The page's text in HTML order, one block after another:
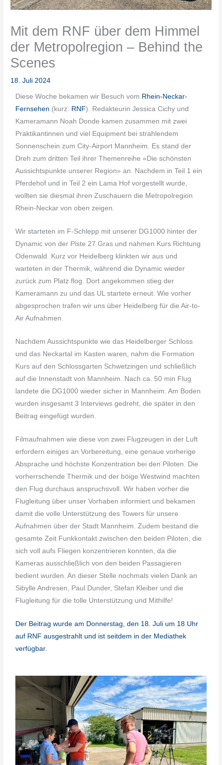
Mit dem RNF über dem Himmel
der Metropolregion – Behind the
Scenes
18. Juli 2024
Diese Woche bekamen wir Besuch vom Rhein-Neckar-
Fernsehen (kurz: RNF). Redakteurin Jessica Cichy und
Kameramann Noah Donde kamen zusammen mit zwei
Praktikantinnen und viel Equipment bei strahlendem
Sonnenschein zum City-Airport Mannheim. Es stand der
Dreh zum dritten Teil ihrer Themenreihe «Die schönsten
Aussichtspunkte unserer Region» an. Nachdem in Teil 1 ein
Pferdehof und in Teil 2 ein Lama Hof vorgestellt wurde,
wollten sie diesmal ihren Zuschauern die Metropolregion
Rhein-Neckar von oben zeigen.
Wir starteten im F-Schlepp mit unserer DG1000 hinter der
Dynamic von der Piste 27 Gras und nahmen Kurs Richtung
Odenwald. Kurz vor Heidelberg klinkten wir aus und
warteten in der Thermik, während die Dynamic wieder
zurück zum Platz flog. Dort angekommen stieg der
Kameramann zu und das UL startete erneut. Wie vorher
abgesprochen trafen wir uns über Heidelberg für die Air-to-
Air Aufnahmen.
Nachdem Aussichtspunkte wie das Heidelberger Schloss
und das Neckartal im Kasten waren, nahm die Formation
Kurs auf den Schlossgarten Schwetzingen und schließlich
auf die Innenstadt von Mannheim. Nach ca. 50 min Flug
landete die DG1000 wieder sicher in Mannheim. Am Boden
wurden insgesamt 3 Interviews gedreht, die später in den
Beitrag eingefügt wurden.
Filmaufnahmen wie diese von zwei Flugzeugen in der Luft
erfordern einiges an Vorbereitung, eine genaue vorherige
Absprache und höchste Konzentration bei den Piloten. Die
vorherrschende Thermik und der böige Westwind machten
den Flug durchaus anspruchsvoll. Wir haben vorher die
Flugleitung über unser Vorhaben informiert und bekamen
damit die volle Unterstützung des Towers für unsere
Aufnahmen über der Stadt Mannheim. Zudem bestand die
gesamte Zeit Funkkontakt zwischen den beiden Piloten, die
sich voll aufs Fliegen konzentrieren konnten, da die
Kameras ausschließlich von den beiden Passagieren
bedient wurden. An dieser Stelle nochmals vielen Dank an
Sibylle Andresen, Paul Dunder, Stefan Kleiber und die
Flugleitung für die tolle Unterstützung und Mithilfe!
Der Beitrag wurde am Donnerstag, den 18. Juli um 18 Uhr
auf RNF ausgestrahlt und ist seitdem in der Mediathek
verfügbar.